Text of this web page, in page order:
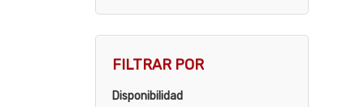
FILTRAR POR
Disponibilidad